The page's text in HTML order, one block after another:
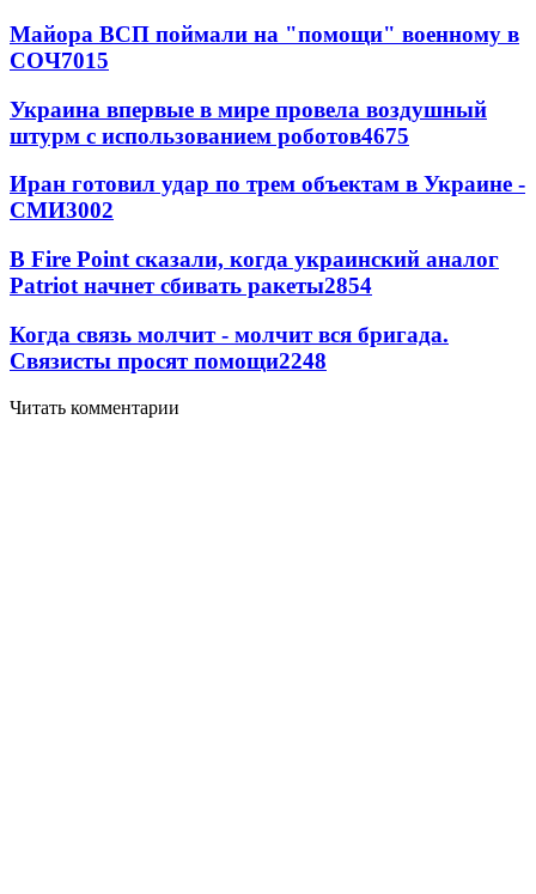
Майора ВСП поймали на "помощи" военному в
СОЧ7015
Украина впервые в мире провела воздушный
штурм с использованием роботов4675
Иран готовил удар по трем объектам в Украине -
СМИ3002
В Fire Point сказали, когда украинский аналог
Patriot начнет сбивать ракеты2854
Когда связь молчит - молчит вся бригада.
Связисты просят помощи2248
Читать комментарии